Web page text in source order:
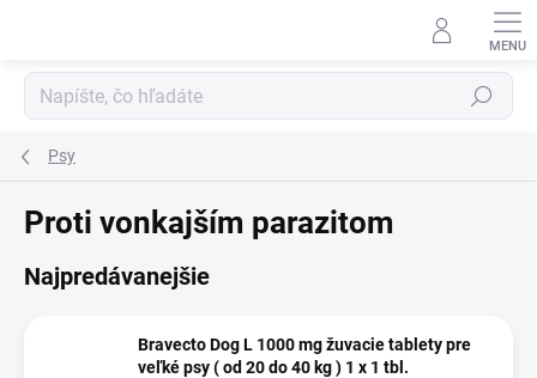
Hľadať
Psy
Proti vonkajším parazitom
Najpredávanejšie
Bravecto Dog L 1000 mg žuvacie tablety pre
veľké psy ( od 20 do 40 kg ) 1 x 1 tbl.